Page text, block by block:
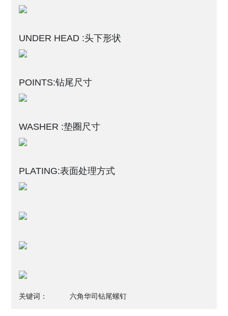
UNDER HEAD :头下形状
POINTS:钻尾尺寸
WASHER :垫圈尺寸
PLATING:表面处理方式
关键词： 六角华司钻尾螺钉